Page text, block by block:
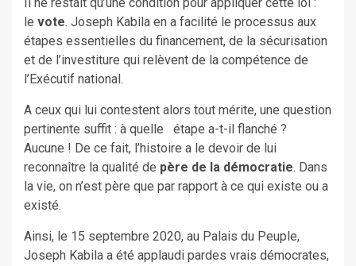
Il ne restait qu’une condition pour appliquer cette loi :
le vote. Joseph Kabila en a facilité le processus aux
étapes essentielles du financement, de la sécurisation
et de l’investiture qui relèvent de la compétence de
l’Exécutif national.
A ceux qui lui contestent alors tout mérite, une question
pertinente suffit : à quelle étape a-t-il flanché ?
Aucune ! De ce fait, l’histoire a le devoir de lui
reconnaître la qualité de père de la démocratie. Dans
la vie, on n’est père que par rapport à ce qui existe ou a
existé.
Ainsi, le 15 septembre 2020, au Palais du Peuple,
Joseph Kabila a été applaudi pardes vrais démocrates,